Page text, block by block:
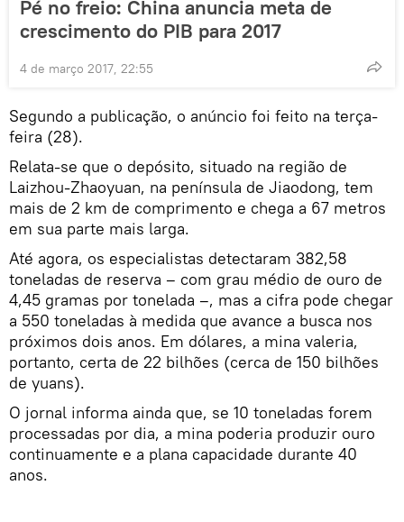
Pé no freio: China anuncia meta de
crescimento do PIB para 2017
4 de março 2017, 22:55
Segundo a publicação, o anúncio foi feito na terça-
feira (28).
Relata-se que o depósito, situado na região de
Laizhou-Zhaoyuan, na península de Jiaodong, tem
mais de 2 km de comprimento e chega a 67 metros
em sua parte mais larga.
Até agora, os especialistas detectaram 382,58
toneladas de reserva – com grau médio de ouro de
4,45 gramas por tonelada –, mas a cifra pode chegar
a 550 toneladas à medida que avance a busca nos
próximos dois anos. Em dólares, a mina valeria,
portanto, certa de 22 bilhões (cerca de 150 bilhões
de yuans).
O jornal informa ainda que, se 10 toneladas forem
processadas por dia, a mina poderia produzir ouro
continuamente e a plana capacidade durante 40
anos.